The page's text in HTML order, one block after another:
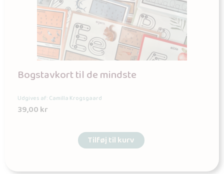
Bogstavkort til de mindste
Udgives af: Camilla Krogsgaard
39,00kr
Tilføj til kurv